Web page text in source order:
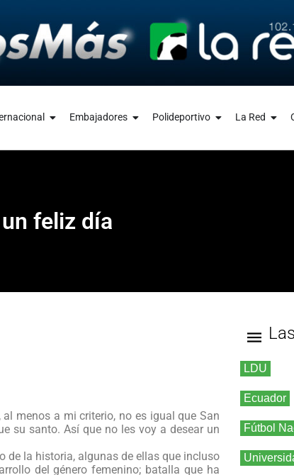
Embajadores Polideportivo La Red
feliz día
menos a mi criterio, no es igual que San
su santo. Así que no les voy a desear un
de la historia, algunas de ellas que incluso
del género femenino; batalla que ha
LDU
Ecuador
Fútbol